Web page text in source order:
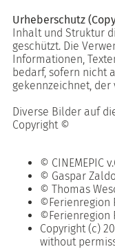
Urheberschutz
Inhalt und Struktur
geschützt. Die
Informationen,
bedarf, sofern nicht
gekennzeichnet,
Diverse Bilder auf
Copyright ©
© CINEMEPIC
© Gaspar Zaldo
© Thomas
©Ferienregion
©Ferienregion
Copyright (c)
without